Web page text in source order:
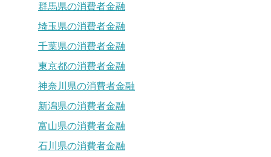
群馬県の消費者金融
埼玉県の消費者金融
千葉県の消費者金融
東京都の消費者金融
神奈川県の消費者金融
新潟県の消費者金融
富山県の消費者金融
石川県の消費者金融